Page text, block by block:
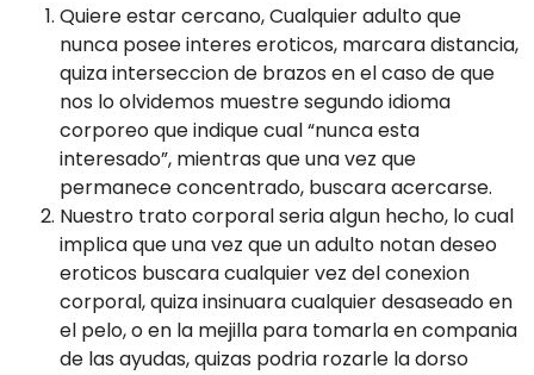
Quiere estar cercano, Cualquier adulto que
nunca posee interes eroticos, marcara distancia,
quiza interseccion de brazos en el caso de que
nos lo olvidemos muestre segundo idioma
corporeo que indique cual “nunca esta
interesado”, mientras que una vez que
permanece concentrado, buscara acercarse.
Nuestro trato corporal seri­a algun hecho, lo cual
implica que una vez que un adulto notan deseo
eroticos buscara cualquier vez del conexion
corporal, quiza insinuara cualquier desaseado en
el pelo, o en la mejilla para tomarla en compania
de las ayudas, quizas podria rozarle la dorso